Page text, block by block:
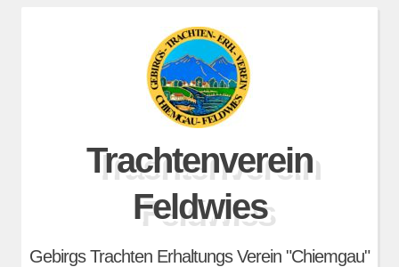
Trachtenverein
Feldwies
Gebirgs Trachten Erhaltungs Verein "Chiemgau"